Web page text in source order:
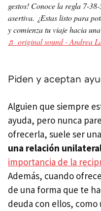
gestos! Conoce la regla 7-
asertiva. ¿Estas listo para
y comienza tu viaje hacia
♬ original sound - Andrea
Piden y aceptan
Alguien que siempre
ayuda, pero nunca
ofrecerla, suele ser
una relación
importancia de la
Además, cuando
de una forma que te
deuda con ellos,